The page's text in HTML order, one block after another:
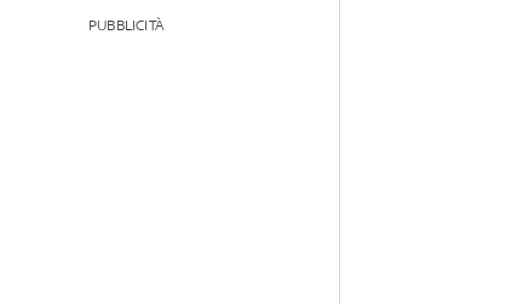
PUBBLICITÀ